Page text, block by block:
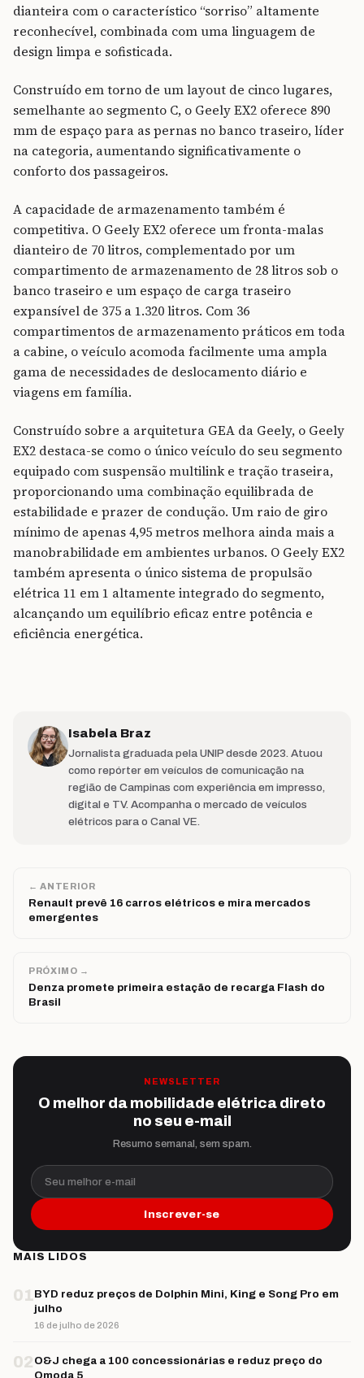
dianteira com o característico “sorriso” altamente
reconhecível, combinada com uma linguagem de
design limpa e sofisticada.
Construído em torno de um layout de cinco lugares,
semelhante ao segmento C, o Geely EX2 oferece 890
mm de espaço para as pernas no banco traseiro, líder
na categoria, aumentando significativamente o
conforto dos passageiros.
A capacidade de armazenamento também é
competitiva. O Geely EX2 oferece um fronta-malas
dianteiro de 70 litros, complementado por um
compartimento de armazenamento de 28 litros sob o
banco traseiro e um espaço de carga traseiro
expansível de 375 a 1.320 litros. Com 36
compartimentos de armazenamento práticos em toda
a cabine, o veículo acomoda facilmente uma ampla
gama de necessidades de deslocamento diário e
viagens em família.
Construído sobre a arquitetura GEA da Geely, o Geely
EX2 destaca-se como o único veículo do seu segmento
equipado com suspensão multilink e tração traseira,
proporcionando uma combinação equilibrada de
estabilidade e prazer de condução. Um raio de giro
mínimo de apenas 4,95 metros melhora ainda mais a
manobrabilidade em ambientes urbanos. O Geely EX2
também apresenta o único sistema de propulsão
elétrica 11 em 1 altamente integrado do segmento,
alcançando um equilíbrio eficaz entre potência e
eficiência energética.
Isabela Braz
Jornalista graduada pela UNIP desde 2023. Atuou
como repórter em veículos de comunicação na
região de Campinas com experiência em impresso,
digital e TV. Acompanha o mercado de veículos
elétricos para o Canal VE.
← ANTERIOR
Renault prevê 16 carros elétricos e mira mercados
emergentes
PRÓXIMO →
Denza promete primeira estação de recarga Flash do
Brasil
NEWSLETTER
O melhor da mobilidade elétrica direto
no seu e-mail
Resumo semanal, sem spam.
Seu melhor e-mail
Inscrever-se
MAIS LIDOS
01BYD reduz preços de Dolphin Mini, King e Song Pro em
julho
16 de julho de 2026
02 O&J chega a 100 concessionárias e reduz preço do
Omoda 5